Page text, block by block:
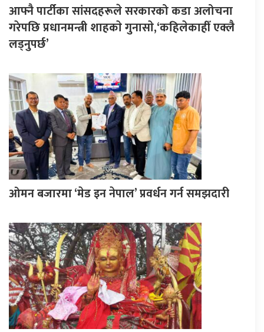
आफ्नै पार्टीका सांसदहरूले सरकारको कडा अलोचना
गरेपछि प्रधानमन्त्री शाहकाे गुनासाे,‘कहिलेकाहीँ एक्लै
लड्नुपर्छ’
ओमन बजारमा ‘मेड इन नेपाल’ प्रवर्धन गर्न समझदारी